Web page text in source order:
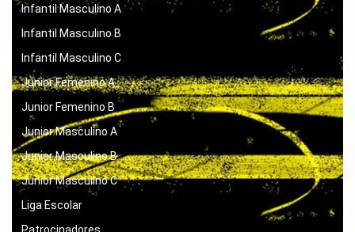
Infantil Masculino A
Infantil Masculino B
Infantil Masculino C
Junior Femenino A
Junior Femenino B
Junior Masculino A
Junior Masculino B
Junior Masculino C
Liga Escolar
Patrocinadores